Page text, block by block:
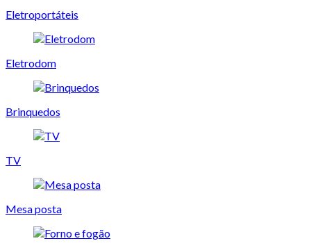
Eletroportáteis
Eletrodom
Brinquedos
TV
Mesa posta